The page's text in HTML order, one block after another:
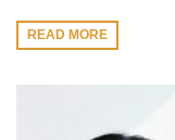
READ MORE